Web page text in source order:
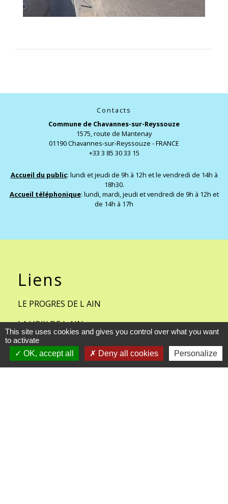
Contacts
Commune de Chavannes-sur-Reyssouze
1575, route de Mantenay
01190 Chavannes-sur-Reyssouze - FRANCE
+33 3 85 30 33 15
Accueil du public: lundi et jeudi de 9h à 12h et le vendredi de 14h à
18h30.
Accueil téléphonique: lundi, mardi, jeudi et vendredi de 9h à 12h et
de 14h à 17h
Liens
LE PROGRES DE L AIN
LA VOIX DE L AIN
COMMUNAUTE DE COMMUNE
BRESSE ET SAONE
This site uses cookies and gives you control over what you want
to activate
OK, accept all
Deny all cookies Personalize